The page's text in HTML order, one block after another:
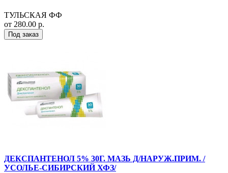
ТУЛЬСКАЯ ФФ
от 280.00 р.
Под заказ
ДЕКСПАНТЕНОЛ 5% 30Г. МАЗЬ Д/НАРУЖ.ПРИМ. /
УСОЛЬЕ-СИБИРСКИЙ ХФЗ/